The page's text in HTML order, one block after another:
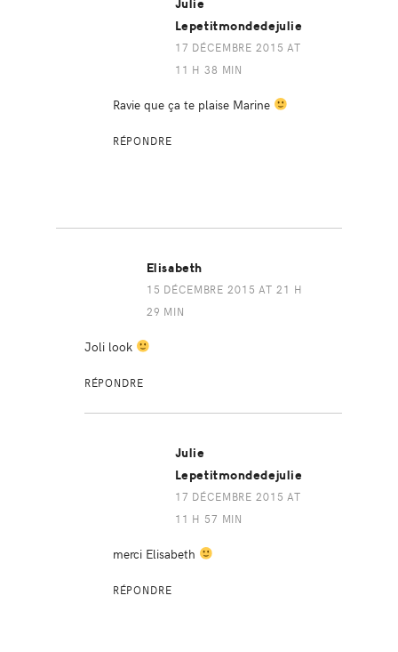
Julie
Lepetitmondedejulie
17 DÉCEMBRE 2015 AT
11 H 38 MIN
Ravie que ça te plaise Marine
RÉPONDRE
Elisabeth
15 DÉCEMBRE 2015 AT 21 H
29 MIN
Joli look
RÉPONDRE
Julie
Lepetitmondedejulie
17 DÉCEMBRE 2015 AT
11 H 57 MIN
merci Elisabeth
RÉPONDRE